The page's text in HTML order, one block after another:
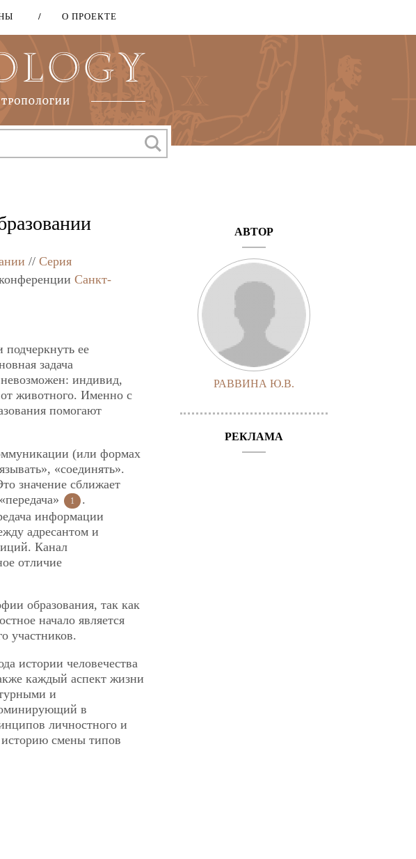
О ПРОЕКТЕ
// Серия
Санкт-
ее
задача
невозможен: индивид,
от животного. Именно с
помогают
(или формах
«соединять».
значение сближает
1
.
информации
адресантом и
Канал
отличие
образования, так как
начало является
участников.
истории человечества
каждый аспект жизни
и
в
личностного и
историю смены типов
АВТОР
РАВВИНА Ю.В.
РЕКЛАМА